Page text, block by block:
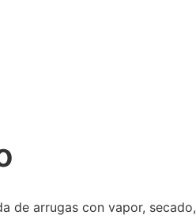
de arrugas con vapor, secado,